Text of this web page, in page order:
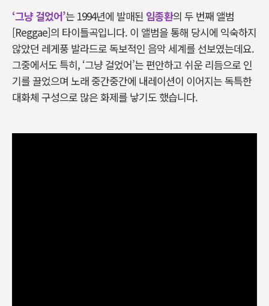
‘그냥 걸었어’는 1994년에 발매된 임종환의 두 번째 앨범
[Reggae]의 타이틀곡입니다. 이 앨범을 통해 당시에 익숙하지
않았던 레게풍 발라드로 독보적인 음악 세계를 선보였는데요.
그중에서도 특히, ‘그냥 걸었어’는 편안하고 쉬운 리듬으로 인
기를 끌었으며 노래 중간중간에 내레이션이 이어지는 독특한
대화체 구성으로 많은 화제를 낳기도 했습니다.